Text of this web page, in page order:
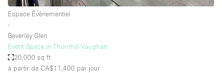
Espace Événementiel
∙
Beverley Glen
Event Space in Thornhill-Vaughan
20,000 sq ft
à partir de CA$11,400 par jour